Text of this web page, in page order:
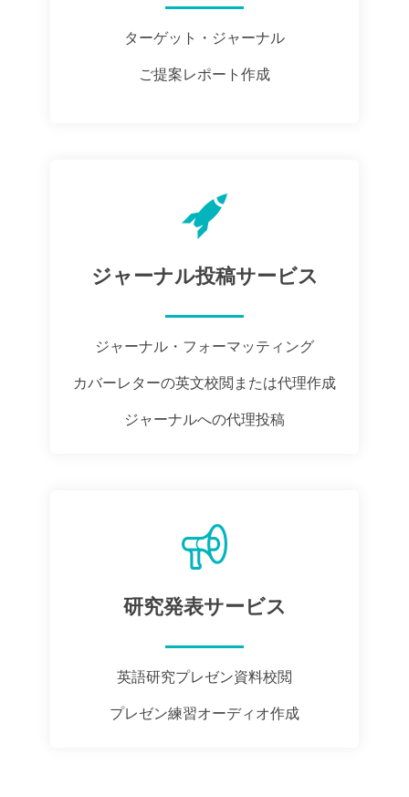
ターゲット・ジャーナル
ご提案レポート作成
ジャーナル投稿サービス
ジャーナル・フォーマッティング
カバーレターの英文校閲または代理作成
ジャーナルへの代理投稿
研究発表サービス
英語研究プレゼン資料校閲
プレゼン練習オーディオ作成